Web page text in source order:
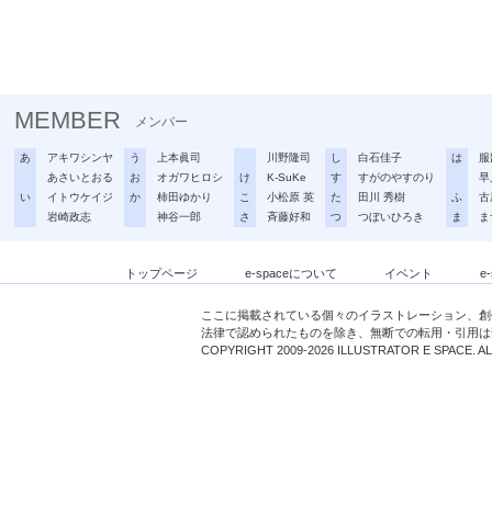
MEMBER メンバー
あ
アキワシンヤ
あさいとおる
い
イトウケイジ
岩崎政志
う
上本眞司
お
オガワヒロシ
か
柿田ゆかり
神谷一郎
川野隆司
け
K-SuKe
こ
小松原 英
さ
斉藤好和
し
白石佳子
す
すがのやすのり
た
田川 秀樹
つ
つぼいひろき
は
早
ふ
古
ま
トップページ e-spaceについて イベント
ここに掲載されている個々のイラストレーション、
法律で認められたものを除き、無断での転用・引用
COPYRIGHT 2009-2026 ILLUSTRATOR E SPACE.